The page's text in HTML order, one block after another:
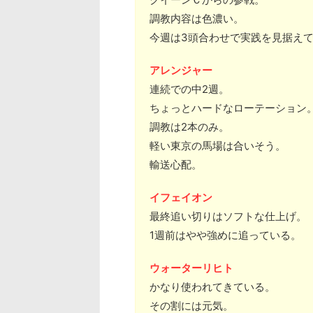
調教内容は色濃い。
今週は3頭合わせで実践を見据えて
アレンジャー
連続での中2週。
ちょっとハードなローテーション。
調教は2本のみ。
軽い東京の馬場は合いそう。
輸送心配。
イフェイオン
最終追い切りはソフトな仕上げ。
1週前はやや強めに追っている。
ウォーターリヒト
かなり使われてきている。
その割には元気。